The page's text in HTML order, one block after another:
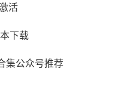
活
下载
集公众号推荐